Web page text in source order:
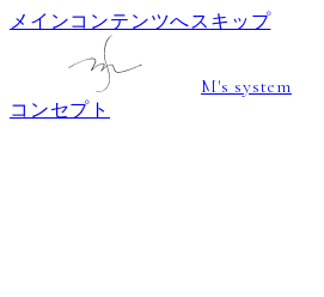
メインコンテンツへスキップ
M's system
コンセプト